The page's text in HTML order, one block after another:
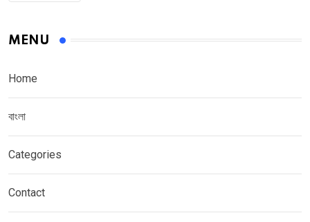
MENU
Home
বাংলা
Categories
Contact